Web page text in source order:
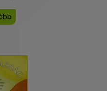
nyelven írt könyvében.
alkalmazása,
a kölcsönös
[…]